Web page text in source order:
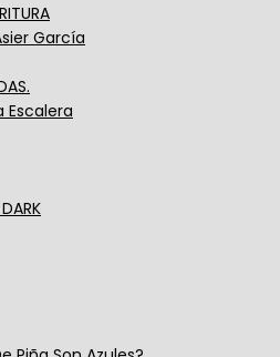
García
Escalera